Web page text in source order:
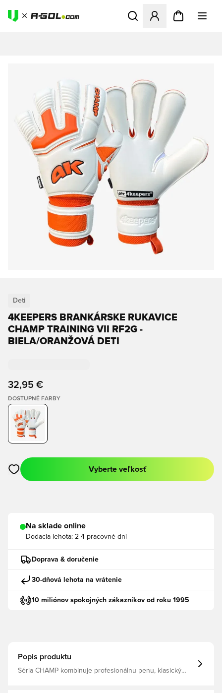
Otvorí modál na
Deti
4KEEPERS BRANKÁRSKE RUKAVICE
CHAMP TRAINING VII RF2G -
BIELA/ORANŽOVÁ DETI
32,95 €
DOSTUPNÉ FARBY
Otvorí modál na prihlásenie alebo registráciu ako člen
Vyberte veľkosť
Na sklade online
Dodacia lehota: 2-4 pracovné dni
Doprava & doručenie
30-dňová lehota na vrátenie
10 miliónov spokojných zákazníkov od roku 1995
Popis produktu
Séria CHAMP kombinuje profesionálnu penu, klasický